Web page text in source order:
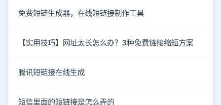
免费短链生成器，在线短链接制作工具
【实用技巧】网址太长怎么办？3种免费链接缩短方案
腾讯短链接在线生成
短信里面的短链接是怎么弄的